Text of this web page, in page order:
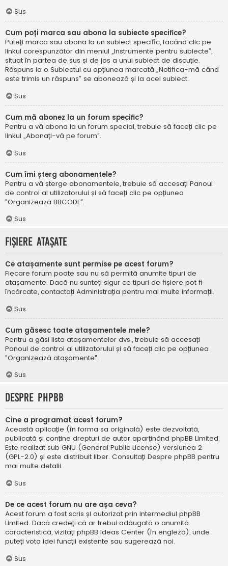
Sus
Cum poți marca sau abona la subiecte specifice?
Puteți marca sau abona la un subiect specific, făcând clic pe
linkul corespunzător din meniul „Instrumente pentru subiecte”,
situat în partea de sus și de jos a unui subiect de discuție.
Răspuns la o Subiectul cu opțiunea marcată „Notifica-mă când
este trimis un răspuns” se abonează și la acel subiect.
Sus
Cum mă abonez la un forum specific?
Pentru a vă abona la un forum special, trebuie să faceți clic pe
linkul „Abonați-vă pe forum”.
Sus
Cum îmi șterg abonamentele?
Pentru a vă șterge abonamentele, trebuie să accesați Panoul
de control al utilizatorului și să faceți clic pe opțiunea
"Organizează BBCODE".
Sus
Fișiere atașate
Ce atașamente sunt permise pe acest forum?
Fiecare forum poate sau nu să permită anumite tipuri de
atașamente. Dacă nu sunteți sigur ce tipuri de fișiere pot fi
încărcate, contactați Administrația pentru mai multe informații.
Sus
Cum găsesc toate atașamentele mele?
Pentru a găsi lista atașamentelor dvs., trebuie să accesați
Panoul de control al utilizatorului și să faceți clic pe opțiunea
"Organizează atașamente".
Sus
Despre phpBB
Cine a programat acest forum?
Această aplicație (în forma sa originală) este dezvoltată,
publicată și conține drepturi de autor aparținând phpBB Limited.
Este realizat sub GNU (General Public License) versiunea 2
(GPL-2.0) și este distribuit liber. Consultați Despre phpBB pentru
mai multe detalii.
Sus
De ce acest forum nu are așa ceva?
Acest forum a fost scris și autorizat prin intermediul phpBB
Limited. Dacă credeți că ar trebui adăugată o anumită
caracteristică, vizitați phpBB Ideas Center (în engleză), unde
puteți vota idei funcții existente sau sugerează noi.
Sus